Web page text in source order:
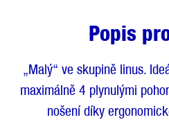
Popis
„Malý“ ve skupině linus.
maximálně 4 plynulými
nošení díky